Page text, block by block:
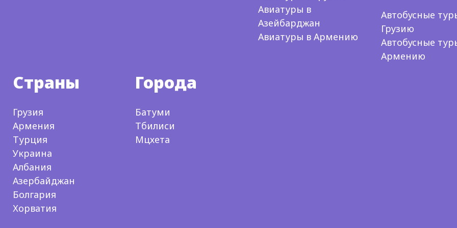
Авиатуры в
Азейбарджан
Авиатуры в Армению
Автобусные
Грузию
Автобусные
Армению
Страны
Грузия
Армения
Турция
Украина
Албания
Азербайджан
Болгария
Хорватия
Города
Батуми
Тбилиси
Мцхета